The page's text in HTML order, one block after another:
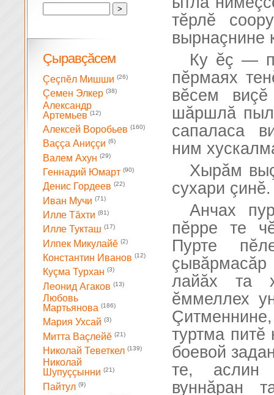
тĕрлĕ
вырнаçнине
Ку ĕç —
пĕрмаях
вĕсем
шăршлă
сапаласа
ним
Хырăм
сухари çинĕ.
Анчах
пĕрре те
Пурте
лайăх та
ĕммеллех
туртма питĕ
боевой
те, аслин
вуннăран
Çыравçăсем
Çеçпĕл Мишши (26)
Çемен Элкер (38)
Александр
Артемьев (12)
Алексей Воробьев (160)
Ваççа Аниççи (6)
Валем Ахун (29)
Геннадий Юмарт (90)
Денис Гордеев (22)
Иван Мучи (71)
Илле Тăхти (81)
Илле Тукташ (17)
Илпек Микулайĕ (2)
Константин Иванов (12)
Куçма Турхан (3)
Леонид Агаков (13)
Любовь
Мартьянова (186)
Мария Ухсай (3)
Митта Ваçлейĕ (21)
Николай Теветкел (139)
Николай
Шупуççынни (21)
Пайтул (9)